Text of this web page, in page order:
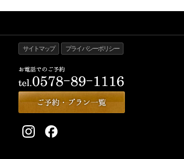
サイトマップ プライバシーポリシー